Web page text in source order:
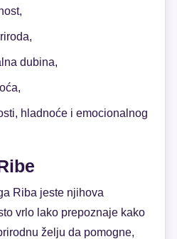
dubina,
hladnoće i emocionalnog
Riba jeste njihova
vrlo lako prepoznaje kako
želju da pomogne,